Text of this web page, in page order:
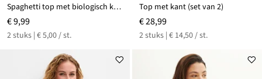
Spaghetti top met biologisch katoen (set van 2)
€ 9,99
2 stuks | € 5,00 / st.
Top met kant (set van 2)
€ 28,99
2 stuks | € 14,50 / st.